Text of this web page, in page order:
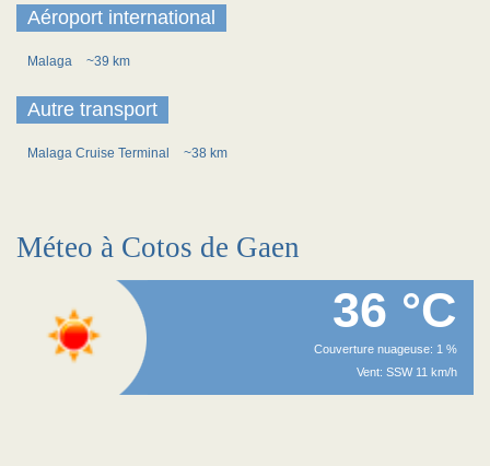
Aéroport international
Malaga ~39 km
Autre transport
Malaga Cruise Terminal ~38 km
Méteo à Cotos de Gaen
36 °C
Couverture nuageuse: 1 %
Vent: SSW 11 km/h